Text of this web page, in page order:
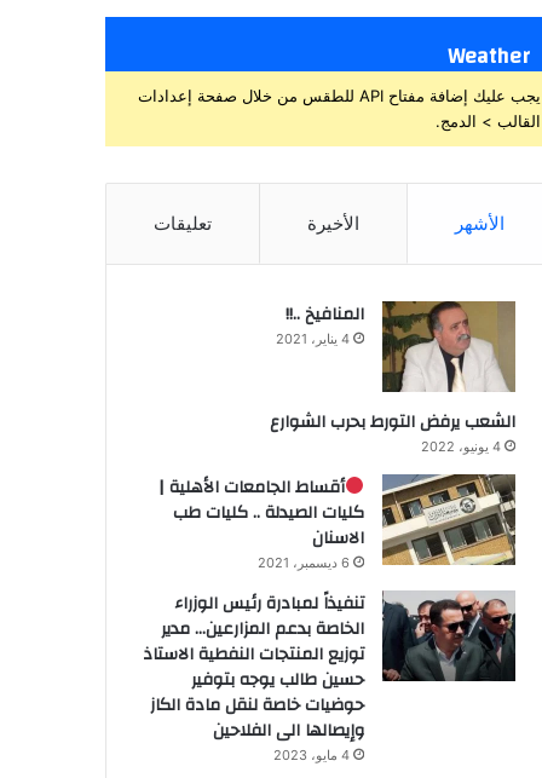
Weather
يجب عليك إضافة مفتاح API للطقس من خلال صفحة إعدادات
القالب > الدمج.
الأشهر الأخيرة تعليقات
المنافيخ ..!!
4 يناير، 2021
الشعب يرفض التورط بحرب الشوارع
4 يونيو، 2022
أقساط الجامعات الأهلية |
كليات الصيدلة .. كليات طب
الاسنان
6 ديسمبر، 2021
تنفيذاً لمبادرة رئيس الوزراء
الخاصة بدعم المزارعين… مدير
توزيع المنتجات النفطية الاستاذ
حسين طالب يوجه بتوفير
حوضيات خاصة لنقل مادة الكاز
وإيصالها الى الفلاحين
4 مايو، 2023